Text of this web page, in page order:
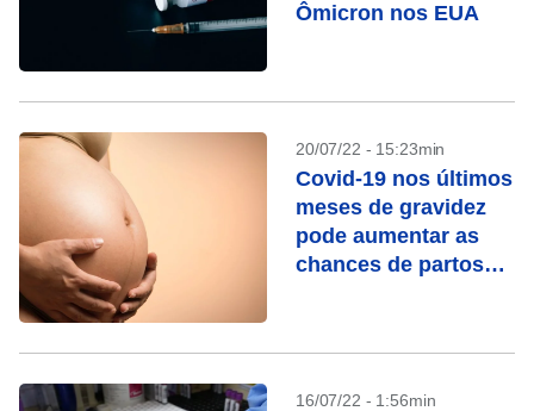
Ômicron nos EUA
20/07/22 - 15:23min
Covid-19 nos últimos
meses de gravidez
pode aumentar as
chances de partos
16/07/22 - 1:56min